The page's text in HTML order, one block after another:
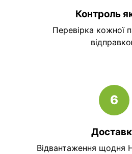
Контроль
Перевірка кожної
6
Відвантаження